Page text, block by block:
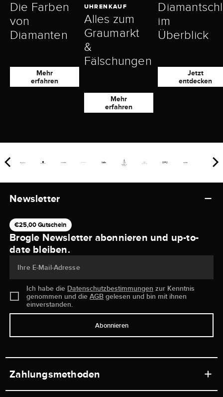
Die Farben
von
Diamanten
Mehr
erfahren
UHRENKAUF
Alles zum
Graumarkt
&
Fälschungen
Mehr
erfahren
im
Überblick
Jetzt
entdecken
Newsletter
€25,00 Gutschein
Brogle Newsletter abonnieren und up-to-
date bleiben.
Ihre E-Mail-Adresse
Ich habe die Datenschutzbestimmungen zur Kenntnis
genommen und dieAGB gelesen und bin mit ihnen
einverstanden.
Abonnieren
Zahlungsmethoden